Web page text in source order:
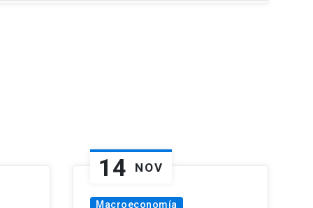
14 NOV
Macroeconomía